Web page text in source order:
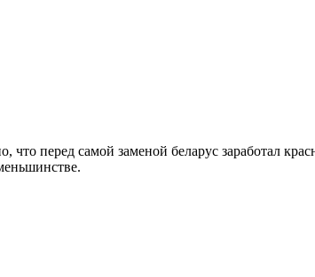
перед самой заменой беларус заработал